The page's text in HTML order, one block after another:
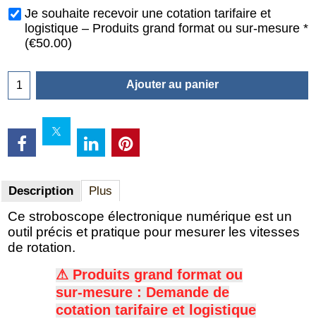
Je souhaite recevoir une cotation tarifaire et
logistique – Produits grand format ou sur-mesure *
(€50.00)
Ajouter au panier
Description Plus
Ce stroboscope électronique numérique est un
outil précis et pratique pour mesurer les vitesses
de rotation.
⚠ Produits grand format ou
sur-mesure : Demande de
cotation tarifaire et logistique